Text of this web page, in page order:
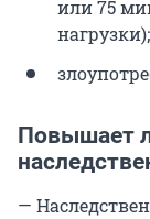
или 75
нагрузки);
Повышает
—